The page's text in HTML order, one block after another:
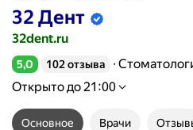
32 Дент
Информация об
32dent.ru
Рейтинг 5,0 из 5
5,0 102 отзыва
Открыто до 21:00
Основное Врачи